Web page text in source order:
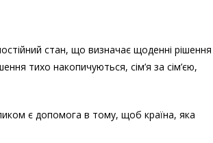
стан, що визначає щоденні рішення
тихо накопичуються, сім’я за сім’єю,
є допомога в тому, щоб країна, яка